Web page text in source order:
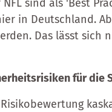
sind als 'Best
in Deutschland.
Das lässt
für die